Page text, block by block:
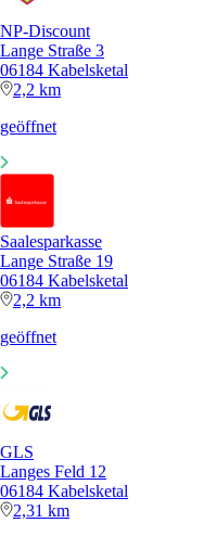
NP-Discount
Lange Straße 3
06184 Kabelsketal
2,2 km
geöffnet
Saalesparkasse
Lange Straße 19
06184 Kabelsketal
2,2 km
geöffnet
GLS
Langes Feld 12
06184 Kabelsketal
2,31 km